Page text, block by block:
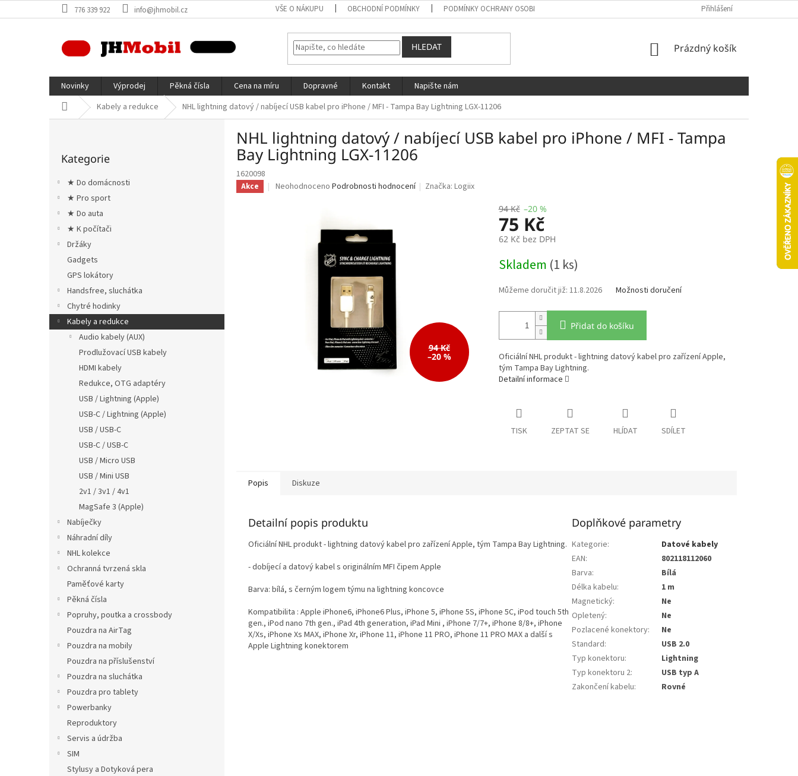
na
776 339 922 info@jhmobil.cz VŠE O NÁKUPU OBCHODNÍ PODMÍNKY PODMÍNKY OCHRANY OSOBNÍCH ÚDAJŮ Přihlášení
HLEDAT
NÁKUPNÍ
Prázdný košík
Novinky Výprodej Pěkná čísla Cena na míru Dopravné Kontakt
Napište nám
Domů Kabely a redukce NHL lightning datový / nabíjecí USB kabel pro iPhone / MFI - Tampa Bay Lightning LGX-11206
kategorie
Kategorie
★ Do domácnosti
★ Pro sport
★ Do auta
★ K počítači
Držáky
Gadgets
GPS lokátory
Handsfree, sluchátka
Chytré hodinky
Kabely a redukce
Audio kabely (AUX)
Prodlužovací USB kabely
HDMI kabely
Redukce, OTG adaptéry
USB / Lightning (Apple)
USB-C / Lightning (Apple)
USB / USB-C
USB-C / USB-C
USB / Micro USB
USB / Mini USB
2v1 / 3v1 / 4v1
MagSafe 3 (Apple)
Nabíječky
Náhradní díly
NHL kolekce
Ochranná tvrzená skla
Paměťové karty
Pěkná čísla
Popruhy, poutka a crossbody
Pouzdra na AirTag
Pouzdra na mobily
Pouzdra na příslušenství
Pouzdra na sluchátka
Pouzdra pro tablety
Powerbanky
Reproduktory
Servis a údržba
SIM
Stylusy a Dotyková pera
NHL lightning datový / nabíjecí USB kabel pro iPhone / MFI - Tampa
Bay Lightning LGX-11206
1620098
Akce
Průměrné
Neohodnoceno Podrobnosti hodnocení Značka:Logiix
94 Kč
–20 %
94 Kč –20 %
75 Kč
62 Kč bez DPH
cena:
Skladem (1 ks)
11.8.2026 Možnosti doručení
Přidat do košíku
Oficiální NHL produkt - lightning datový kabel pro zařízení Apple,
tým Tampa Bay Lightning.
Detailní informace
TISK ZEPTAT SE HLÍDAT SDÍLET
Popis Diskuze
Detailní popis produktu
Oficiální NHL produkt - lightning datový kabel pro zařízení Apple, tým Tampa Bay Lightning.
- dobíjecí a datový kabel s originálním MFI čipem Apple
Barva: bílá, s černým logem týmu na lightning koncovce
Kompatibilita : Apple iPhone6, iPhone6 Plus, iPhone 5, iPhone 5S, iPhone 5C, iPod touch 5th
gen., iPod nano 7th gen., iPad 4th generation, iPad Mini , iPhone 7/7+, iPhone 8/8+, iPhone
X/Xs, iPhone Xs MAX, iPhone Xr, iPhone 11, iPhone 11 PRO, iPhone 11 PRO MAX a další s
Apple Lightning konektorem
Doplňkové parametry
Kategorie:
Datové kabely
EAN:
802118112060
Barva:
Bílá
Délka kabelu:
1 m
Magnetický:
Ne
Opletený:
Ne
Pozlacené konektory:
Ne
Standard:
USB 2.0
Typ konektoru:
Lightning
Typ konektoru 2:
USB typ A
Zakončení kabelu: Rovné